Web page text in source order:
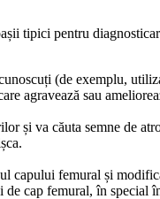
tipici pentru
(de exemplu,
agravează sau
și va căuta semne de
capului femural și
de cap femural, în